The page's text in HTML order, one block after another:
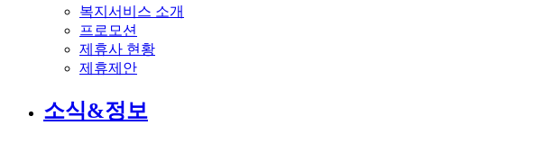
복지서비스 소개
프로모션
제휴사 현황
제휴제안
소식&정보